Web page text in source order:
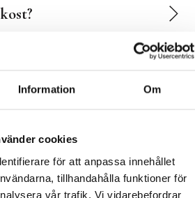
Information Om
cookies
för att anpassa innehållet
tillhandahålla funktioner för
vår trafik. Vi vidarebefordrar
öppettider?
kan ni anordna?